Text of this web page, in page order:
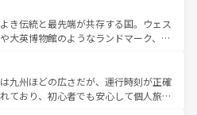
発祥地であるランス、プロヴァンスの
畑など、多彩な楽しみ方が可能だ。さ
域にも魅力が溢れており、どの街角に
とそれぞれで全く異なる文化を体験で
う。 なお、新着のフランス情報はコンテンツ一覧
どこを歩いても飽きることがない。ベ
、バイエルン州のアルプスの絶景、そ
ワイン畑といった風景は必見。ビール
体験してほしい。 なお、新着の
ンツ一覧を参照してほしい。
き伝統と最先端が共存する国。ウェス
大英博物館のようなランドマーク、歴
力がある。また、優雅なアフタヌーン
にはたまらない英国パブ、サッカー観
こそできる体験も豊富。イギリスを旅
九州ほどの広さだが、運行時刻が正確
ており、初心者でも安心して個人旅行